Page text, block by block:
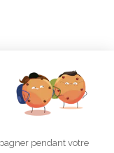
pendant votre